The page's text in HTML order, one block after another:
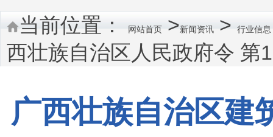
当前位置： 网站首页 >新闻资讯 > 行业信息
西壮族自治区人民政府令 第
广西壮族自治区建